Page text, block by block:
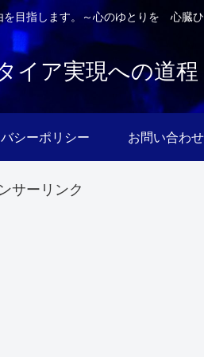
を目指します。～心のゆとりを 心臓
イア実現への道程
シーポリシー お問い合わせ
サーリンク